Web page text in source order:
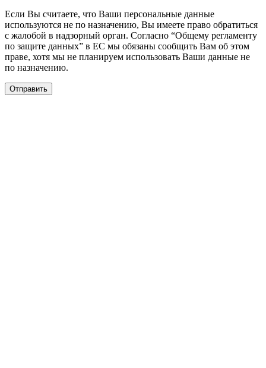
Если Вы считаете, что Ваши персональные данные
используются не по назначению, Вы имеете право обратиться
с жалобой в надзорный орган. Согласно “Общему регламенту
по защите данных” в ЕС мы обязаны сообщить Вам об этом
праве, хотя мы не планируем использовать Ваши данные не
по назначению.
Отправить